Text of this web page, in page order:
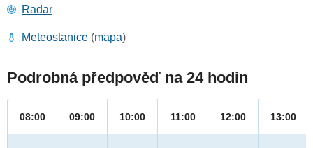
Radar
Meteostanice (mapa)
Podrobná předpověď na 24 hodin
08:00 09:00 10:00 11:00 12:00 13:00